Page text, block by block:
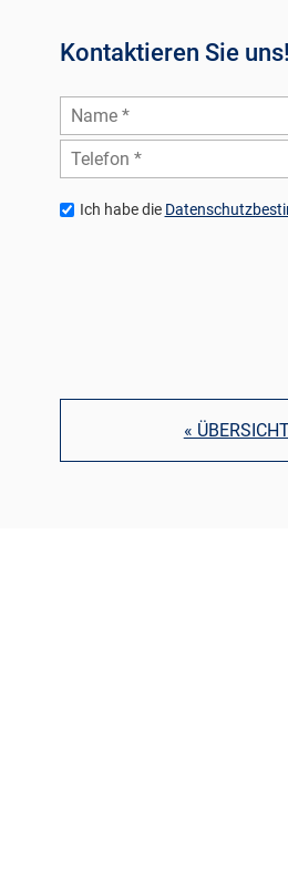
Kontaktieren Sie uns!
Ich habe die
«